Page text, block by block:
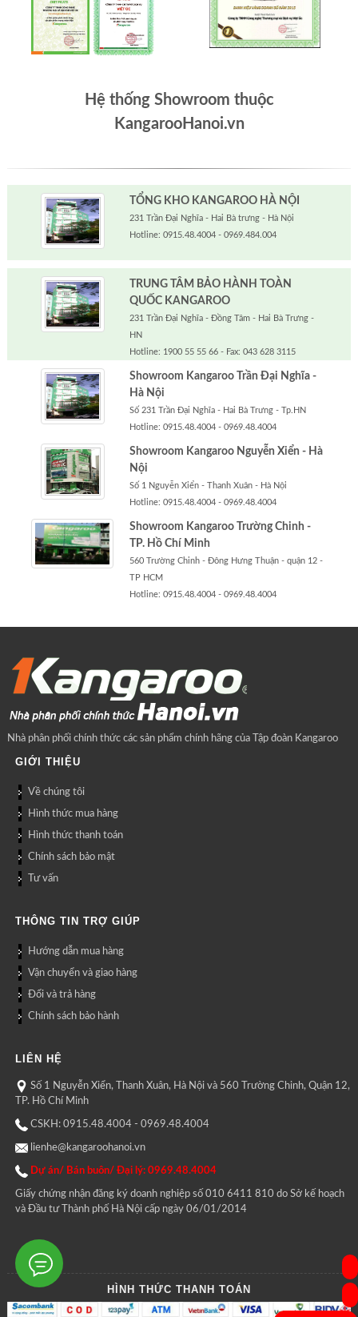
Hệ thống Showroom thuộc
KangarooHanoi.vn
TỔNG KHO KANGAROO HÀ NỘI
231 Trần Đại Nghĩa - Hai Bà trưng - Hà Nội
Hotline: 0915.48.4004 - 0969.484.004
TRUNG TÂM BẢO HÀNH TOÀN
QUỐC KANGAROO
231 Trần Đại Nghĩa - Đồng Tâm - Hai Bà Trưng -
HN
Hotline: 1900 55 55 66 - Fax: 043 628 3115
Showroom Kangaroo Trần Đại Nghĩa -
Hà Nội
Số 231 Trần Đại Nghĩa - Hai Bà Trưng - Tp.HN
Hotline: 0915.48.4004 - 0969.48.4004
Showroom Kangaroo Nguyễn Xiển - Hà
Nội
Số 1 Nguyễn Xiển - Thanh Xuân - Hà Nội
Hotline: 0915.48.4004 - 0969.48.4004
Showroom Kangaroo Trường Chinh -
TP. Hồ Chí Minh
560 Trường Chinh - Đông Hưng Thuận - quận 12 -
TP HCM
Hotline: 0915.48.4004 - 0969.48.4004
Nhà phân phối chính thức các sản phẩm chính hãng của Tập đoàn Kangaroo
GIỚI THIỆU
Về chúng tôi
Hình thức mua hàng
Hình thức thanh toán
Chính sách bảo mật
Tư vấn
THÔNG TIN TRỢ GIÚP
Hướng dẫn mua hàng
Vận chuyển và giao hàng
Đổi và trả hàng
Chính sách bảo hành
LIÊN HỆ
Số 1 Nguyễn Xiển, Thanh Xuân, Hà Nội và 560 Trường Chinh, Quận 12,
TP. Hồ Chí Minh
CSKH: 0915.48.4004 - 0969.48.4004
lienhe@kangaroohanoi.vn
Dự án/ Bán buôn/ Đại lý: 0969.48.4004
Giấy chứng nhận đăng ký doanh nghiệp số 010 6411 810 do Sở kế hoạch
và Đầu tư Thành phố Hà Nội cấp ngày 06/01/2014
HÌNH THỨC THANH TOÁN